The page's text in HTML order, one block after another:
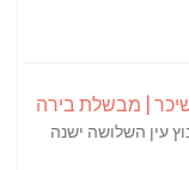
עין השלושה ישנה